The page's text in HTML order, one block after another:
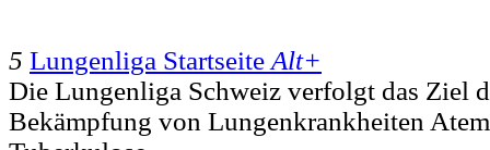
5 Lungenliga Startseite Alt+
Die Lungenliga Schweiz verfolgt das Ziel
Bekämpfung von Lungenkrankheiten